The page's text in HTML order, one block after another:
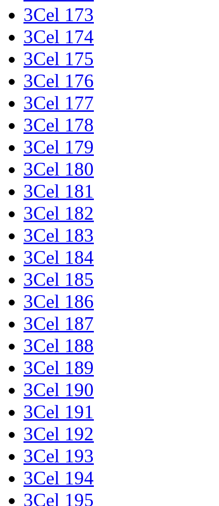
3Cel 173
3Cel 174
3Cel 175
3Cel 176
3Cel 177
3Cel 178
3Cel 179
3Cel 180
3Cel 181
3Cel 182
3Cel 183
3Cel 184
3Cel 185
3Cel 186
3Cel 187
3Cel 188
3Cel 189
3Cel 190
3Cel 191
3Cel 192
3Cel 193
3Cel 194
3Cel 195